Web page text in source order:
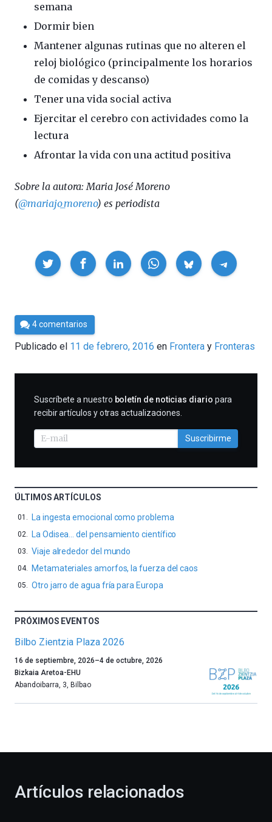
semana
Dormir bien
Mantener algunas rutinas que no alteren el
reloj biológico (principalmente los horarios
de comidas y descanso)
Tener una vida social activa
Ejercitar el cerebro con actividades como la
lectura
Afrontar la vida con una actitud positiva
Sobre la autora: Maria José Moreno
(@mariajo_moreno) es periodista
Compartir
Por
César
Tomé
4 comentarios
Publicado el 11 de febrero, 2016 en Frontera Fronteras
SUSCRIBIRME
Suscríbete a nuestro boletín de noticias diario para
recibir artículos y otras actualizaciones.
Suscribirme
ÚLTIMOS ARTÍCULOS
La ingesta emocional como problema
La Odisea… del pensamiento científico
Viaje alrededor del mundo
Metamateriales amorfos, la fuerza del caos
Otro jarro de agua fría para Europa
PRÓXIMOS EVENTOS
Bilbo Zientzia Plaza 2026
Un
año
más,
celebración
16 de septiembre, 2026–4 de octubre, 2026
Bizkaia Aretoa-EHU
Abandoibarra, 3, Bilbao
Artículos relacionados